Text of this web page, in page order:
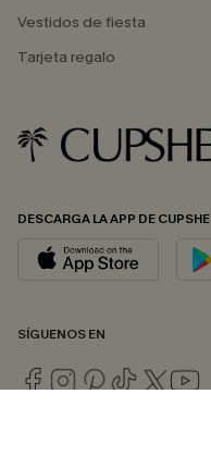
Vestidos de fiesta
Tarjeta regalo
DESCARGA LA APP DE CUPSHE
SÍGUENOS EN